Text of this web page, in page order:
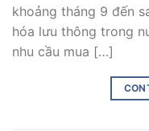
khoảng tháng 9 đến
hóa lưu thông trong
nhu cầu mua […]